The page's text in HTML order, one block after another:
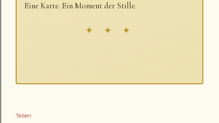
Eine Karte. Ein Moment der Stille.
✦ ✦ ✦
Teilen